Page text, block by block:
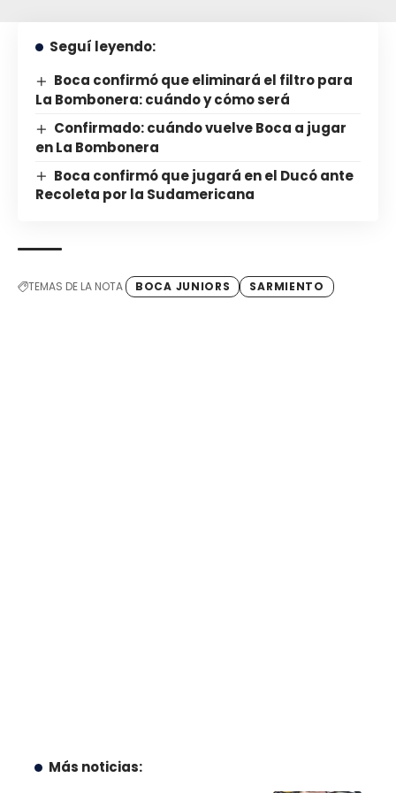
Seguí leyendo:
Boca confirmó que eliminará el filtro para
La Bombonera: cuándo y cómo será
Confirmado: cuándo vuelve Boca a jugar
en La Bombonera
Boca confirmó que jugará en el Ducó ante
Recoleta por la Sudamericana
TEMAS DE LA NOTA BOCA JUNIORS SARMIENTO
Más noticias: